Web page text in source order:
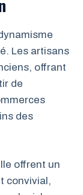
Les artisans
offrant
de
des
offrent un
convivial,